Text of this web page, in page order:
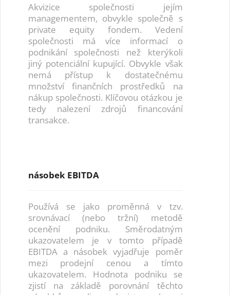
Akvizice společnosti jejím
managementem, obvykle společně s
private equity fondem. Vedení
společnosti má více informací o
podnikání společnosti než kterýkoli
jiný potenciální kupující. Obvykle však
nemá přístup k dostatečnému
množství finančních prostředků na
nákup společnosti. Klíčovou otázkou je
tedy nalezení zdrojů financování
transakce.
násobek EBITDA
Používá se jako proměnná v tzv.
srovnávací (nebo tržní) metodě
ocenění podniku. Směrodatným
ukazovatelem je v tomto případě
EBITDA a násobek vyjadřuje poměr
mezi prodejní cenou a tímto
ukazovatelem. Hodnota podniku se
zjistí na základě porovnání těchto